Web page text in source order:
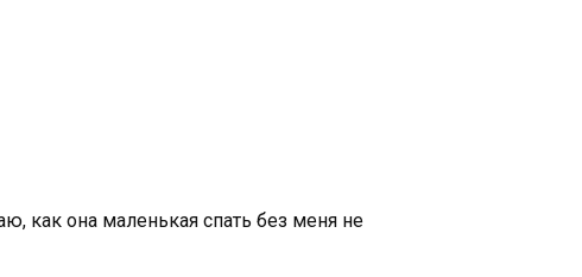
как она маленькая спать без меня не